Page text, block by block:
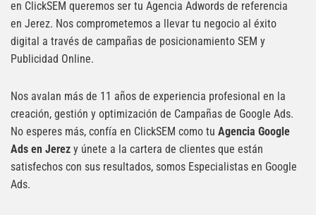
en ClickSEM queremos ser tu Agencia Adwords de referencia
en Jerez. Nos comprometemos a llevar tu negocio al éxito
digital a través de campañas de posicionamiento SEM y
Publicidad Online.
Nos avalan más de 11 años de experiencia profesional en la
creación, gestión y optimización de Campañas de Google Ads.
No esperes más, confía en ClickSEM como tu Agencia Google
Ads en Jerez y únete a la cartera de clientes que están
satisfechos con sus resultados, somos Especialistas en Google
Ads.